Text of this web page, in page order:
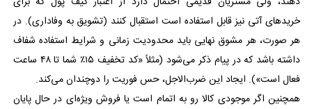
خریدهای آتی نیز قابل استفاده است استقبال کنند (تشویق به وفاداری). در
هر صورت، هر مشوق نهایی باید محدودیت زمانی و شرایط استفاده شفاف
داشته باشد که در پیام ذکر می‌شود (مثلاً «کد تخفیف ۱۵٪ شما تا ۴۸ ساعت
فعال است»). ایجاد این ضرب‌الاجل، حس فوریت را دوچندان می‌کند.
همچنین اگر موجودی کالا رو به اتمام است یا فروش ویژه‌ای در حال پایان